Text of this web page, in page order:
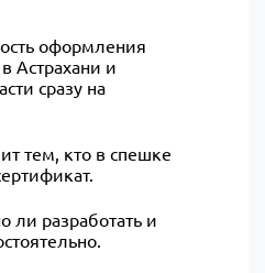
оформления
Астрахани и
сразу на
тем, кто в спешке
ли разработать и